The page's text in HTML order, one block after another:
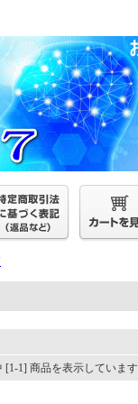
[1-1] 商品を表示していま